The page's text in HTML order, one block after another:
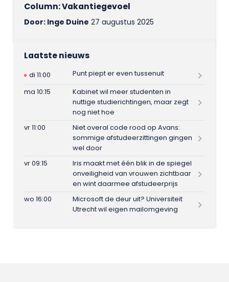
Column: Vakantiegevoel
Door: Inge Duine 27 augustus 2025
Laatste nieuws
di 11:00
Punt piept er even tussenuit
ma 10:15
Kabinet wil meer studenten in
nuttige studierichtingen, maar zegt
nog niet hoe
vr 11:00
Niet overal code rood op Avans:
sommige afstudeerzittingen gingen
wel door
vr 09:15
Iris maakt met één blik in de spiegel
onveiligheid van vrouwen zichtbaar
en wint daarmee afstudeerprijs
wo 16:00
Microsoft de deur uit? Universiteit
Utrecht wil eigen mailomgeving